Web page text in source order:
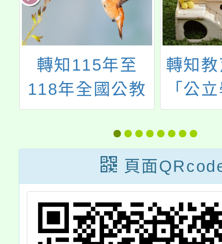
轉知115年至
118年全國公教
員工旅遊平安卡
優惠方案
轉知
「公
員退
條例
稱退
45條
解
頁面